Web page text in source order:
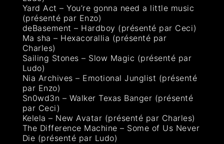
Yard Act – You’re gonna need a little music
(présenté par Enzo)
deBasement – Hardboy (présenté par Ceci)
Ma sha – Hexacorallia (présenté par
Charles)
Sailing Stones – Slow Magic (présenté par
Ludo)
Nia Archives – Emotional Junglist (présenté
par Enzo)
Sn0wd3n – Walker Texas Banger (présenté
par Ceci)
Kelela – New Avatar (présenté par Charles)
The Difference Machine – Some of Us Never
Die (présenté par Ludo)